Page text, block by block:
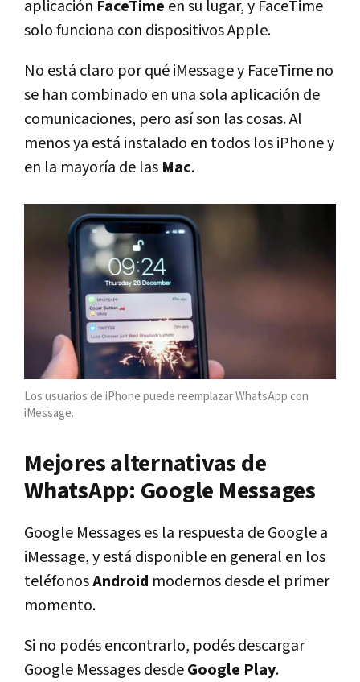
aplicación FaceTime en su lugar, y FaceTime
solo funciona con dispositivos Apple.
No está claro por qué iMessage y FaceTime no
se han combinado en una sola aplicación de
comunicaciones, pero así son las cosas. Al
menos ya está instalado en todos los iPhone y
en la mayoría de las Mac.
Los usuarios de iPhone puede reemplazar WhatsApp con
iMessage.
Mejores alternativas de
WhatsApp: Google Messages
Google Messages es la respuesta de Google a
iMessage, y está disponible en general en los
teléfonosAndroid modernos desde el primer
momento.
Si no podés encontrarlo, podés descargar
Google Messages desdeGoogle Play.